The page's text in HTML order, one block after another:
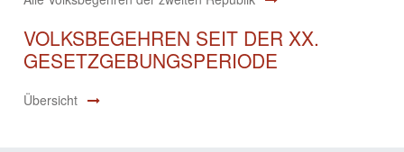
VOLKSBEGEHREN SEIT DER XX.
GESETZGEBUNGSPERIODE
Übersicht